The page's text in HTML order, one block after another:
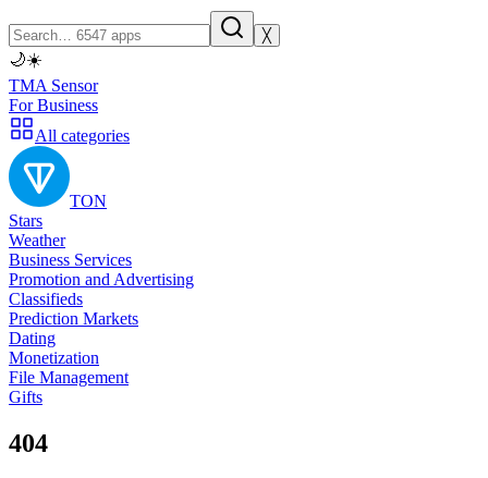
╳
🌙☀️
TMA Sensor
For Business
All categories
TON
Stars
Weather
Business Services
Promotion and Advertising
Classifieds
Prediction Markets
Dating
Monetization
File Management
Gifts
404